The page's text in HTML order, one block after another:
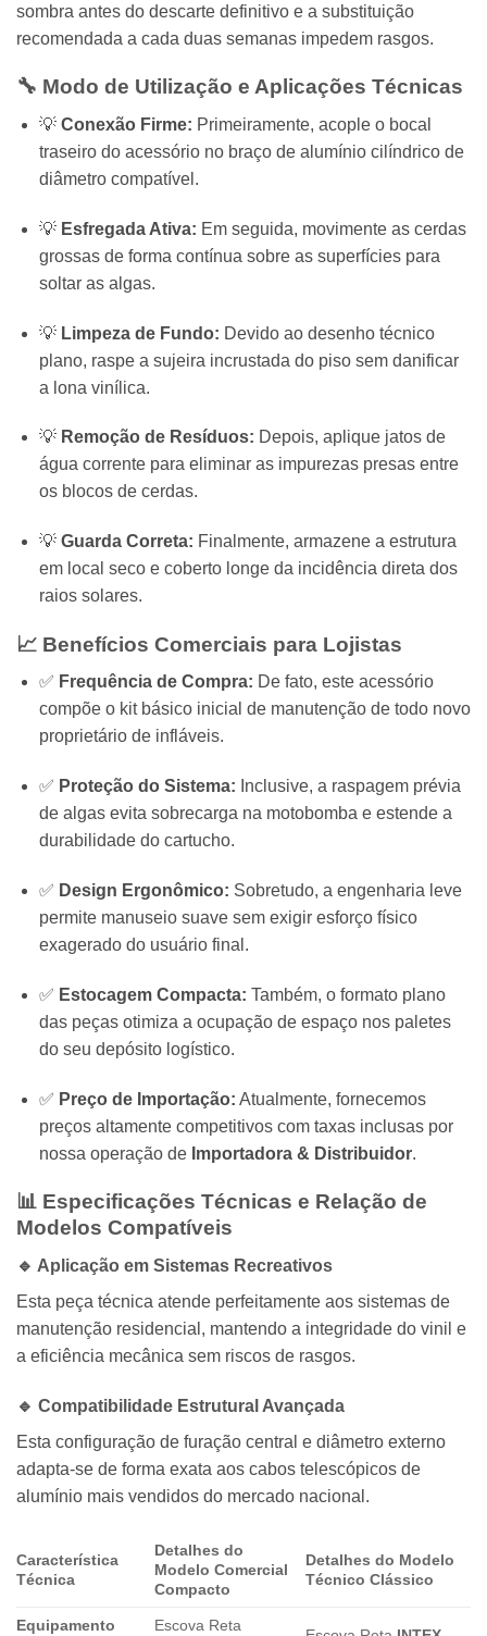
sombra antes do descarte definitivo e a substituição
recomendada a cada duas semanas impedem rasgos.
🔧 Modo de Utilização e Aplicações Técnicas
💡 Conexão Firme: Primeiramente, acople o bocal
traseiro do acessório no braço de alumínio cilíndrico de
diâmetro compatível.
💡 Esfregada Ativa: Em seguida, movimente as cerdas
grossas de forma contínua sobre as superfícies para
soltar as algas.
💡 Limpeza de Fundo: Devido ao desenho técnico
plano, raspe a sujeira incrustada do piso sem danificar
a lona vinílica.
💡 Remoção de Resíduos: Depois, aplique jatos de
água corrente para eliminar as impurezas presas entre
os blocos de cerdas.
💡 Guarda Correta: Finalmente, armazene a estrutura
em local seco e coberto longe da incidência direta dos
raios solares.
📈 Benefícios Comerciais para Lojistas
✅ Frequência de Compra: De fato, este acessório
compõe o kit básico inicial de manutenção de todo novo
proprietário de infláveis.
✅ Proteção do Sistema: Inclusive, a raspagem prévia
de algas evita sobrecarga na motobomba e estende a
durabilidade do cartucho.
✅ Design Ergonômico: Sobretudo, a engenharia leve
permite manuseio suave sem exigir esforço físico
exagerado do usuário final.
✅ Estocagem Compacta: Também, o formato plano
das peças otimiza a ocupação de espaço nos paletes
do seu depósito logístico.
✅ Preço de Importação: Atualmente, fornecemos
preços altamente competitivos com taxas inclusas por
nossa operação de Importadora & Distribuidor.
📊 Especificações Técnicas e Relação de
Modelos Compatíveis
🔹 Aplicação em Sistemas Recreativos
Esta peça técnica atende perfeitamente aos sistemas de
manutenção residencial, mantendo a integridade do vinil e
a eficiência mecânica sem riscos de rasgos.
🔹 Compatibilidade Estrutural Avançada
Esta configuração de furação central e diâmetro externo
adapta-se de forma exata aos cabos telescópicos de
alumínio mais vendidos do mercado nacional.
Característica
Técnica
Detalhes do
Modelo Comercial
Compacto
Detalhes do Modelo
Técnico Clássico
Equipamento
Escova Reta